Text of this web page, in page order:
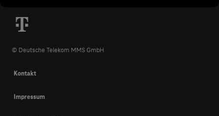
© Deutsche Telekom MMS GmbH
Kontakt
Impressum